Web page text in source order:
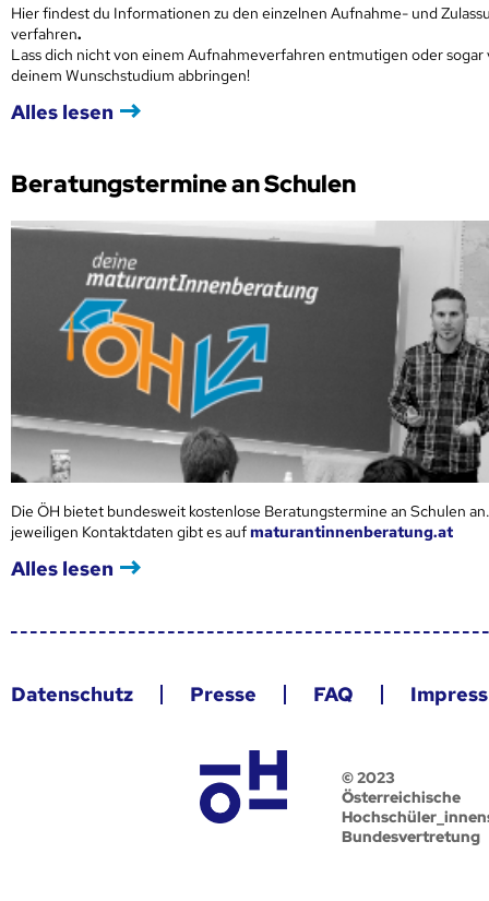
Hier findest du Informationen zu den einzelnen Aufnahme- und
verfahren.
Lass dich nicht von einem Aufnahmeverfahren entmutigen oder sogar
deinem Wunschstudium abbringen!
Alles lesen
Beratungstermine an Schulen
Die ÖH bietet bundesweit kostenlose Beratungstermine an Schulen
jeweiligen Kontaktdaten gibt es aufmaturantinnenberatung.at
Alles lesen
Datenschutz Presse FAQ
© 2023
Österreichische
Bundesvertretung